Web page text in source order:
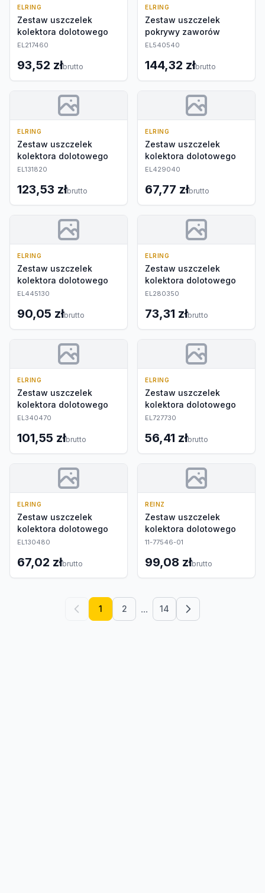
ELRING
Zestaw uszczelek
kolektora dolotowego
EL217460
93,52 złbrutto
ELRING
Zestaw uszczelek
pokrywy zaworów
EL540540
144,32 złbrutto
ELRING
Zestaw uszczelek
kolektora dolotowego
EL131820
123,53 złbrutto
ELRING
Zestaw uszczelek
kolektora dolotowego
EL429040
67,77 złbrutto
ELRING
Zestaw uszczelek
kolektora dolotowego
EL445130
90,05 złbrutto
ELRING
Zestaw uszczelek
kolektora dolotowego
EL280350
73,31 złbrutto
ELRING
Zestaw uszczelek
kolektora dolotowego
EL340470
101,55 złbrutto
ELRING
Zestaw uszczelek
kolektora dolotowego
EL727730
56,41 złbrutto
ELRING
Zestaw uszczelek
kolektora dolotowego
EL130480
67,02 złbrutto
REINZ
Zestaw uszczelek
kolektora dolotowego
11-77546-01
99,08 złbrutto
1 2 ... 14